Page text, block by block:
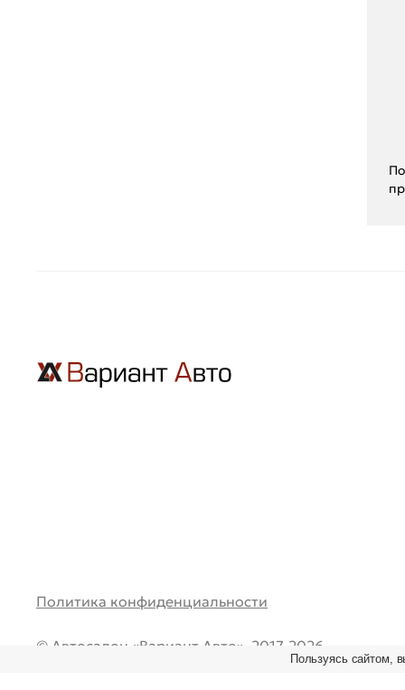
Политика конфиденциальности
© Автосалон «Вариант Авто», 2017-2026.
Все права защищены. Перепечатка и любое
Пользуясь сайтом,